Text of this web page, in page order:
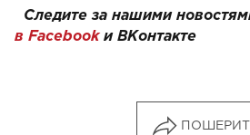
Следите за нашими
в Facebookи ВКонтакте